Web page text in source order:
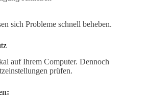
sich Probleme schnell beheben.
auf Ihrem Computer. Dennoch
prüfen.